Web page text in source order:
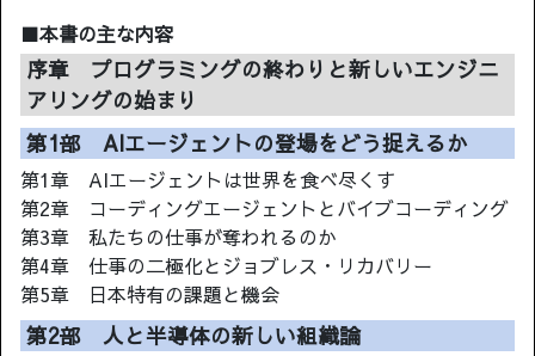
■本書の主な内容
序章 プログラミングの終わりと新しいエンジニ
アリングの始まり
第1部 AIエージェントの登場をどう捉えるか
第1章 AIエージェントは世界を食べ尽くす
第2章 コーディングエージェントとバイブコーディング
第3章 私たちの仕事が奪われるのか
第4章 仕事の二極化とジョブレス・リカバリー
第5章 日本特有の課題と機会
第2部 人と半導体の新しい組織論